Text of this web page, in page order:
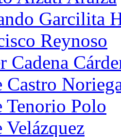
Garcilita
Reynoso
Cadena
Castro
Tenorio Polo
Velázquez